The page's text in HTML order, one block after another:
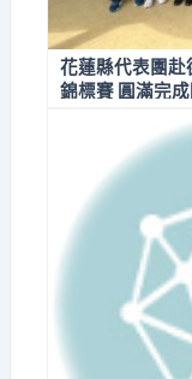
花蓮縣代表團
錦標賽 圓滿完